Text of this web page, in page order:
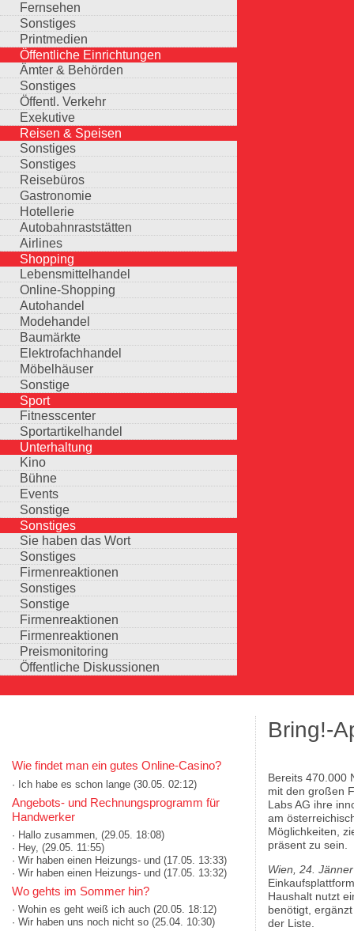
Fernsehen
Sonstiges
Printmedien
Öffentliche Einrichtungen
Ämter & Behörden
Sonstiges
Öffentl. Verkehr
Exekutive
Reisen & Speisen
Sonstiges
Sonstiges
Reisebüros
Gastronomie
Hotellerie
Autobahnraststätten
Airlines
Shopping
Lebensmittelhandel
Online-Shopping
Autohandel
Modehandel
Baumärkte
Elektrofachhandel
Möbelhäuser
Sonstige
Sport
Fitnesscenter
Sportartikelhandel
Unterhaltung
Kino
Bühne
Events
Sonstige
Sonstiges
Sie haben das Wort
Sonstiges
Firmenreaktionen
Sonstiges
Sonstige
Firmenreaktionen
Firmenreaktionen
Preismonitoring
Öffentliche Diskussionen
Wie findet man ein gutes Online-Casino?
· Ich habe es schon lange (30.05. 02:12)
Angebots- und Rechnungsprogramm für
Handwerker
· Hallo zusammen, (29.05. 18:08)
· Hey, (29.05. 11:55)
· Wir haben einen Heizungs- und (17.05. 13:33)
· Wir haben einen Heizungs- und (17.05. 13:32)
Wo gehts im Sommer hin?
· Wohin es geht weiß ich auch (20.05. 18:12)
· Wir haben uns noch nicht so (25.04. 10:30)
Bring!-
Bereits 470.000
mit den großen
Labs AG ihre
am
Möglichkeiten,
präsent zu sein.
Wien, 24.
Haushalt nutzt
benötigt,
der Liste.
Auswahlmöglichkeiten